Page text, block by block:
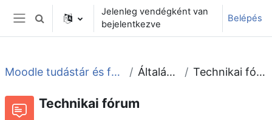
Tovább a fő tartalomhoz
Oldalpanel
Keresési bemeneti adatok váltása
Jelenleg vendégként van
bejelentkezve
Belépés
Moodle tudástár és fórum Általános Technikai fórum
Technikai fórum